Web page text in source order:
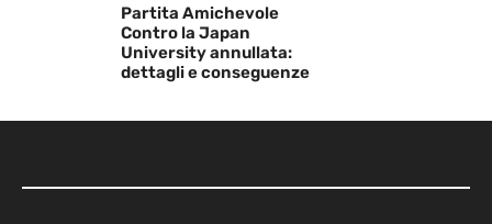
Partita Amichevole
Contro la Japan
University annullata:
dettagli e conseguenze